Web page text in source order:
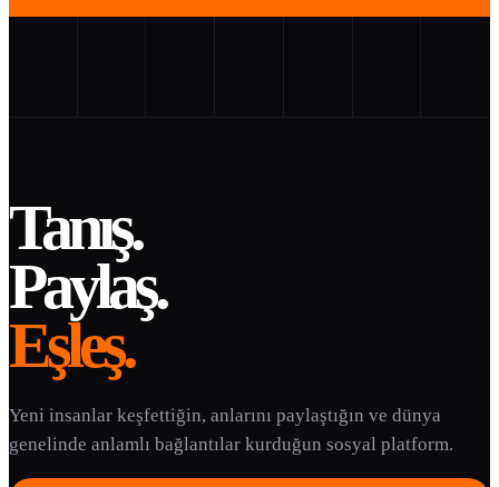
Tanış.
Paylaş.
Eşleş.
Yeni insanlar keşfettiğin, anlarını paylaştığın ve dünya
genelinde anlamlı bağlantılar kurduğun sosyal platform.